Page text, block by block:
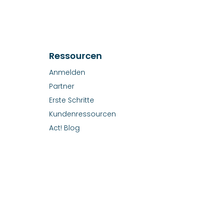
Ressourcen
Anmelden
Partner
Erste Schritte
Kundenressourcen
Act! Blog